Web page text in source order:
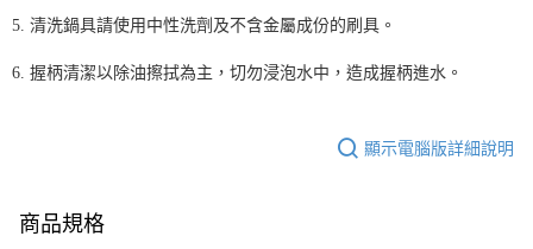
5. 清洗鍋具請使用中性洗劑及不含金屬成份的刷具。
6. 握柄清潔以除油擦拭為主，切勿浸泡水中，造成握柄進水。
顯示電腦版詳細說明
商品規格